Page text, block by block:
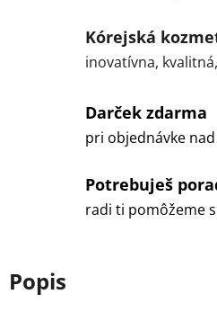
Kórejská
inovatívna,
Darček zdarma
pri objednávke
Potrebuješ
radi ti pomôžeme
Popis